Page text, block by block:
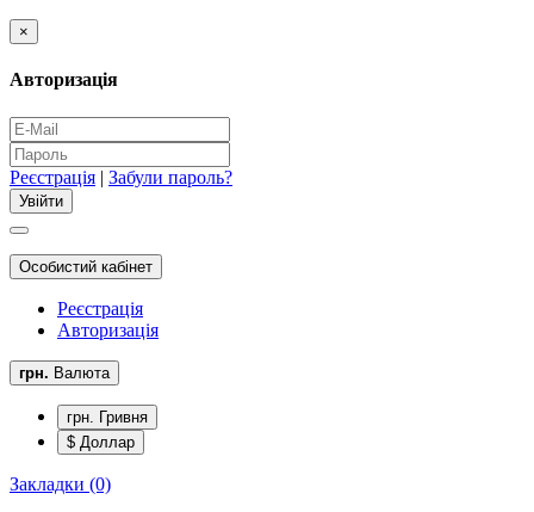
×
Авторизація
Реєстрація | Забули пароль?
Особистий кабінет
Реєстрація
Авторизація
грн. Валюта
грн. Гривня
$ Доллар
Закладки (0)